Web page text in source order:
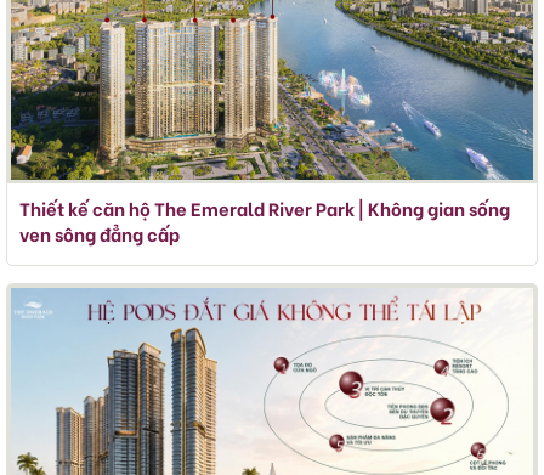
Thiết kế căn hộ The Emerald River Park | Không gian sống
ven sông đẳng cấp